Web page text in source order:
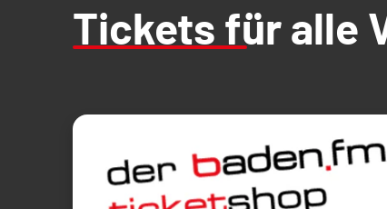
Tickets für alle